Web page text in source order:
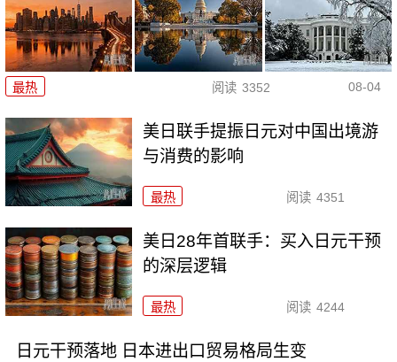
最热 阅读 3352 08-04
美日联手提振日元对中国出境游
与消费的影响
最热 阅读 4351
美日28年首联手：买入日元干预
的深层逻辑
最热 阅读 4244
日元干预落地 日本进出口贸易格局生变